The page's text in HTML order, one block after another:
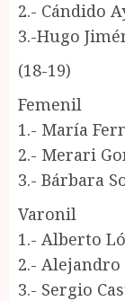
2.- Cándido
3.-Hugo
(18-19)
Femenil
1.- María
2.- Merari
3.- Bárbara
Varonil
1.- Alberto
2.-
3.- Sergio